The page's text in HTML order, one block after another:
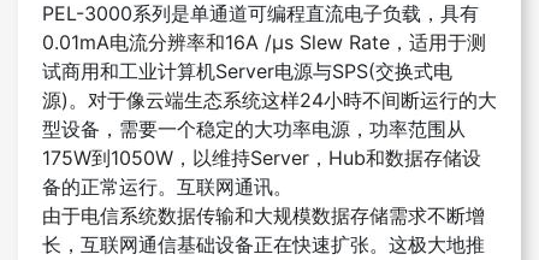
PEL-3000系列是单通道可编程直流电子负载，具有
0.01mA电流分辨率和16A /μs Slew Rate，适用于测
试商用和工业计算机Server电源与SPS(交换式电
源)。对于像云端生态系统这样24小時不间断运行的大
型设备，需要一个稳定的大功率电源，功率范围从
175W到1050W，以维持Server，Hub和数据存储设
备的正常运行。互联网通讯。
由于电信系统数据传输和大规模数据存储需求不断增
长，互联网通信基础设备正在快速扩张。这极大地推